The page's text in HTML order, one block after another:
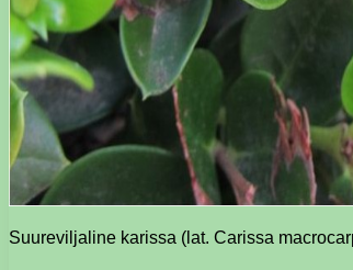
Suureviljaline karissa (lat. Carissa